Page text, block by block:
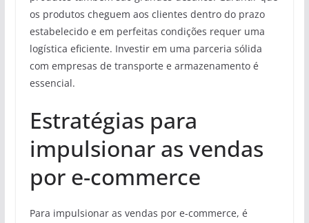
os produtos cheguem aos clientes dentro do prazo
estabelecido e em perfeitas condições requer uma
logística eficiente. Investir em uma parceria sólida
com empresas de transporte e armazenamento é
essencial.
Estratégias para
impulsionar as vendas
por e-commerce
Para impulsionar as vendas por e-commerce, é